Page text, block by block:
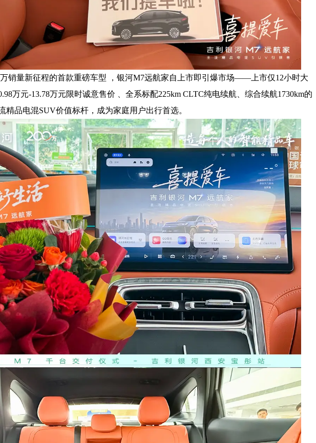
销量新征程的首款重磅车型 ，银河M7远航家自上市即引爆市场——上市仅12小时大
万元-13.78万元限时诚意售价 、全系标配225km CLTC纯电续航、综合续航1730km的
精品电混SUV价值标杆，成为家庭用户出行首选。